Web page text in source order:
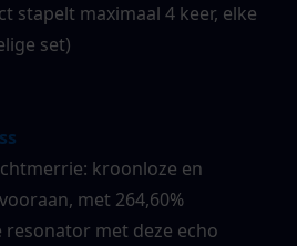
stapelt maximaal 4 keer, elke
set)
kroonloze en
met 264,60%
met deze echo